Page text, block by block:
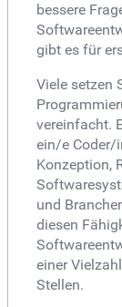
bessere
gibt es für
Viele setzen
vereinfacht.
ein/e Coder/
Konzeption,
und
diesen
einer
Stellen.